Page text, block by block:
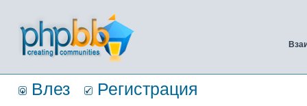
Влез Регистрация